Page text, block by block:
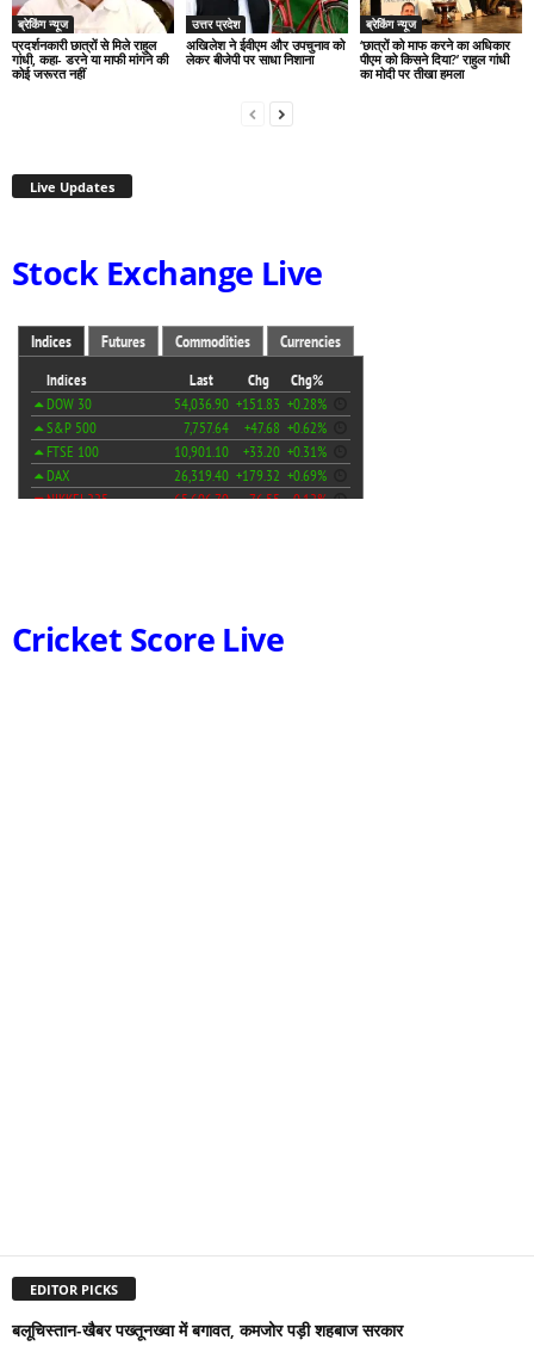
ब्रेकिंग न्यूज
प्रदर्शनकारी छात्रों से मिले राहुल
गांधी, कहा- डरने या माफी मांगने की
कोई जरूरत नहीं
उत्तर प्रदेश
अखिलेश ने ईवीएम और उपचुनाव को
लेकर बीजेपी पर साधा निशाना
ब्रेकिंग न्यूज
‘छात्रों को माफ करने का अधिकार
पीएम को किसने दिया?’ राहुल गांधी
का मोदी पर तीखा हमला
Live Updates
Stock Exchange Live
Cricket Score Live
EDITOR PICKS
बलूचिस्तान-खैबर पख्तूनख्वा में बगावत, कमजोर पड़ी शहबाज सरकार